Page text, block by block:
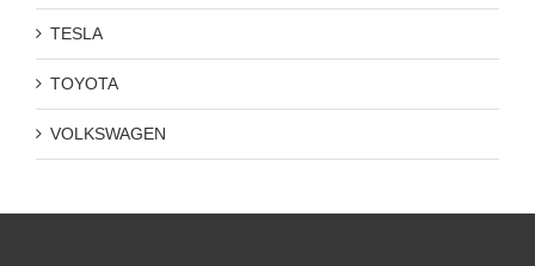
TESLA
TOYOTA
VOLKSWAGEN